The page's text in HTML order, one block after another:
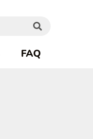
FAQ